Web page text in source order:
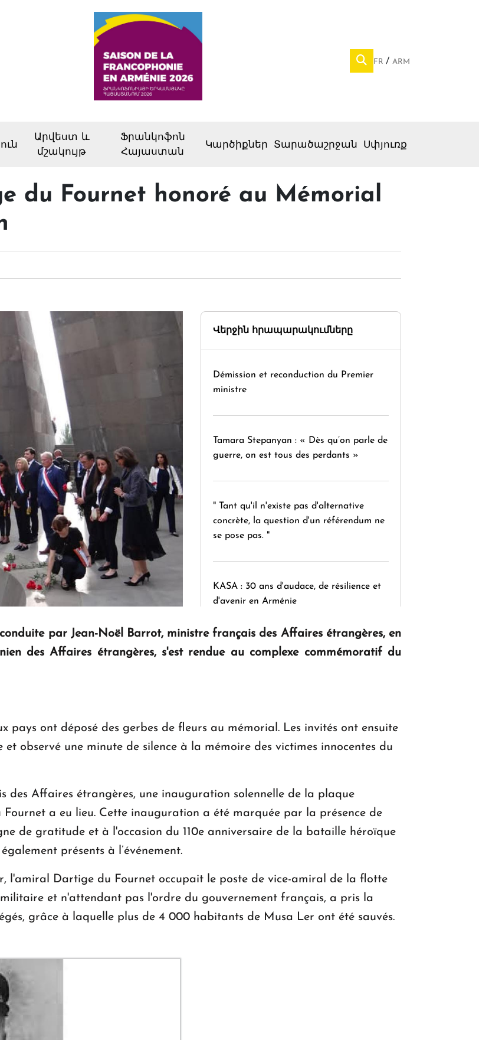
FR ARM
Արվեստ և
մշակույթ
Ֆրանկոֆոն
Հայաստան
Կարծիքներ Տարածաշրջան Սփյուռք
du Fournet honoré au Mémorial
Վերջին հրապարակումները
Démission et reconduction du Premier
ministre
Tamara Stepanyan : « Dès qu’on parle de
guerre, on est tous des perdants »
" Tant qu'il n'existe pas d'alternative
concrète, la question d'un référendum ne
se pose pas. "
KASA : 30 ans d'audace, de résilience et
d'avenir en Arménie
Le premier hôtel Hyatt Regency
par Jean-Noël Barrot, ministre français des Affaires étrangères, en
des Affaires étrangères, s'est rendue au complexe commémoratif du
pays ont déposé des gerbes de fleurs au mémorial. Les invités ont ensuite
observé une minute de silence à la mémoire des victimes innocentes du
des Affaires étrangères, une inauguration solennelle de la plaque
a eu lieu. Cette inauguration a été marquée par la présence de
de gratitude et à l'occasion du 110e anniversaire de la bataille héroïque
présents à l’événement.
l'amiral Dartige du Fournet occupait le poste de vice-amiral de la flotte
et n'attendant pas l'ordre du gouvernement français, a pris la
grâce à laquelle plus de 4 000 habitants de Musa Ler ont été sauvés.